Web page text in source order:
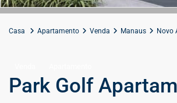
Casa Apartamento Venda Manaus Novo
Park Golf